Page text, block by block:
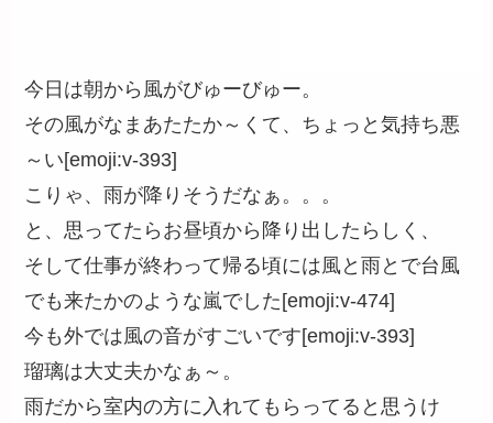
今日は朝から風がびゅーびゅー。
その風がなまあたたか～くて、ちょっと気持ち悪
～い[emoji:v-393]
こりゃ、雨が降りそうだなぁ。。。
と、思ってたらお昼頃から降り出したらしく、
そして仕事が終わって帰る頃には風と雨とで台風
でも来たかのような嵐でした[emoji:v-474]
今も外では風の音がすごいです[emoji:v-393]
瑠璃は大丈夫かなぁ～。
雨だから室内の方に入れてもらってると思うけ